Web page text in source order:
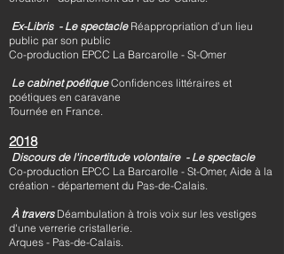
Ex-Libris - Le spectacle Réappropriation d’un lieu
public par son public
Co-production EPCC La Barcarolle - St-Omer
Le cabinet poétiqueConfidences littéraires et
poétiques en caravane
Tournée en France.
2018
Discours de l'incertitude volontaire - Le spectacle
Co-production EPCC La Barcarolle - St-Omer, Aide à la
création - département du Pas-de-Calais.
À travers Déambulation à trois voix sur les vestiges
d'une verrerie cristallerie.
Arques - Pas-de-Calais.